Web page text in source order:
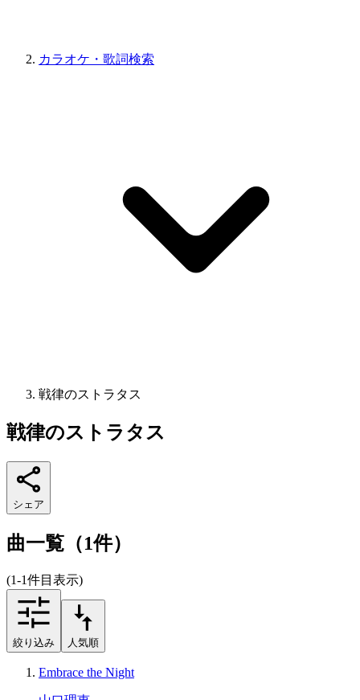
カラオケ・歌詞検索
戦律のストラタス
戦律のストラタス
シェア
曲一覧（1件）
(1-1件目表示)
絞り込み 人気順
Embrace the Night